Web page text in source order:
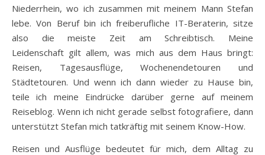
Niederrhein, wo ich zusammen mit meinem Mann Stefan
lebe. Von Beruf bin ich freiberufliche IT-Beraterin, sitze
also die meiste Zeit am Schreibtisch. Meine
Leidenschaft gilt allem, was mich aus dem Haus bringt:
Reisen, Tagesausflüge, Wochenendetouren und
Städtetouren. Und wenn ich dann wieder zu Hause bin,
teile ich meine Eindrücke darüber gerne auf meinem
Reiseblog. Wenn ich nicht gerade selbst fotografiere, dann
unterstützt Stefan mich tatkräftig mit seinem Know-How.
Reisen und Ausflüge bedeutet für mich, dem Alltag zu